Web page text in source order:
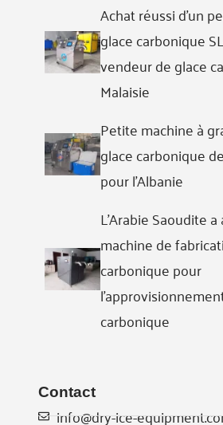
Achat réussi d'un
glace carbonique
vendeur de glace
Malaisie
Petite machine à
glace carbonique
pour l'Albanie
L'Arabie Saoudite
machine de
carbonique pour
carbonique
Contact
info@dry-ice-